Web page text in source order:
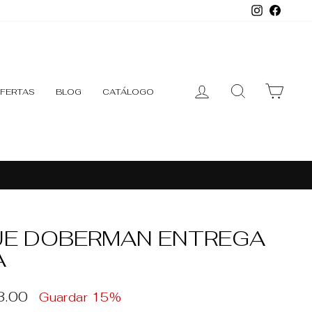
BLOG CATÁLOGO
INGRESAR BUSCAR
DOBERMAN ENTREGA
Guardar 15%